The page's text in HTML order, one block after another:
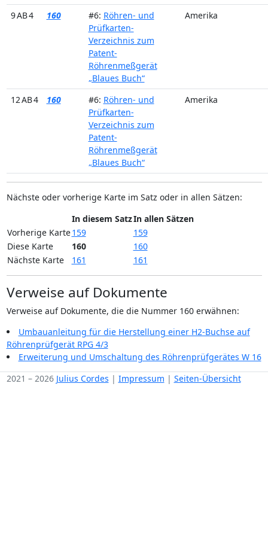
9 AB 4 160 #6: Röhren- und
Prüfkarten-
Verzeichnis zum
Patent-
Röhrenmeßgerät
„Blaues Buch“
Amerika
12 AB 4 160 #6: Röhren- und
Prüfkarten-
Verzeichnis zum
Patent-
Röhrenmeßgerät
„Blaues Buch“
Amerika
Nächste oder vorherige Karte im Satz oder in allen Sätzen:
In diesem SatzIn allen Sätzen
Vorherige Karte159
159
Diese Karte
160
160
Nächste Karte
161 161
Verweise auf Dokumente
Verweise auf Dokumente, die die Nummer 160 erwähnen:
Umbauanleitung für die Herstellung einer H2-Buchse auf
Röhrenprüfgerät RPG 4/3
Erweiterung und Umschaltung des Röhrenprüfgerätes W 16
2021 – 2026 Julius Cordes | Impressum | Seiten-Übersicht